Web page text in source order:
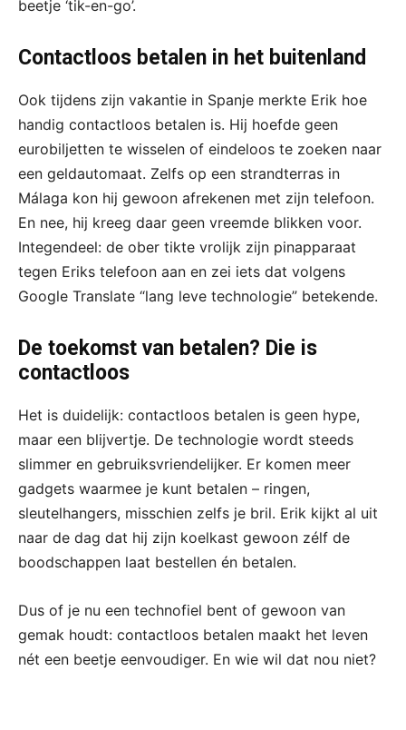
beetje ‘tik-en-go’.
Contactloos betalen in het buitenland
Ook tijdens zijn vakantie in Spanje merkte Erik hoe
handig contactloos betalen is. Hij hoefde geen
eurobiljetten te wisselen of eindeloos te zoeken naar
een geldautomaat. Zelfs op een strandterras in
Málaga kon hij gewoon afrekenen met zijn telefoon.
En nee, hij kreeg daar geen vreemde blikken voor.
Integendeel: de ober tikte vrolijk zijn pinapparaat
tegen Eriks telefoon aan en zei iets dat volgens
Google Translate “lang leve technologie” betekende.
De toekomst van betalen? Die is
contactloos
Het is duidelijk: contactloos betalen is geen hype,
maar een blijvertje. De technologie wordt steeds
slimmer en gebruiksvriendelijker. Er komen meer
gadgets waarmee je kunt betalen – ringen,
sleutelhangers, misschien zelfs je bril. Erik kijkt al uit
naar de dag dat hij zijn koelkast gewoon zélf de
boodschappen laat bestellen én betalen.
Dus of je nu een technofiel bent of gewoon van
gemak houdt: contactloos betalen maakt het leven
nét een beetje eenvoudiger. En wie wil dat nou niet?